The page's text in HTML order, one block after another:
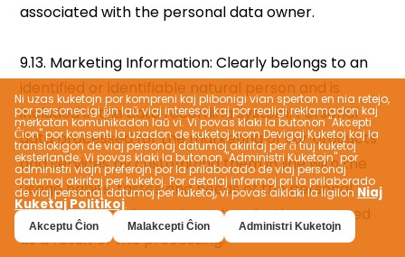
Ni uzas kuketojn por kompreni kaj plibonigi vian sperton en nia retejo,
por personecigi ĝin laŭ viaj interesoj kaj por realigi reklamadon kaj
merkatan komunikadon laŭ vi. Vi povas klaki la butonon "Akcepti
Ĉion" por konsenti la uzadon de kuketoj krom Devigaj Kuketoj kaj la
translokigon de viaj personaj datumoj akiritaj per ĉi tiuj kuketoj
eksterlande; Vi povas klaki la butonon "Administri Kuketojn" por
administri viajn preferojn por la prilaborado de viaj personaj
datumoj akiritaj per kuketoj. Por detalaj informoj pri la prilaborado
de viaj personaj datumoj per kuketoj, vi povas alklaki la ligilon Niaj
Kuketaj Politikoj.
Akceptu Ĉion Malakcepti Ĉion Administri Kuketojn